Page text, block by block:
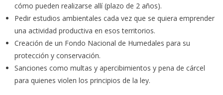
cómo pueden realizarse allí (plazo de 2 años).
Pedir estudios ambientales cada vez que se quiera emprender
una actividad productiva en esos territorios.
Creación de un Fondo Nacional de Humedales para su
protección y conservación.
Sanciones como multas y apercibimientos y pena de cárcel
para quienes violen los principios de la ley.